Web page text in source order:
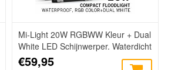
Mi-Light 20W RGBWW Kleur + Dual
White LED Schijnwerper. Waterdicht
IP65
€59,95